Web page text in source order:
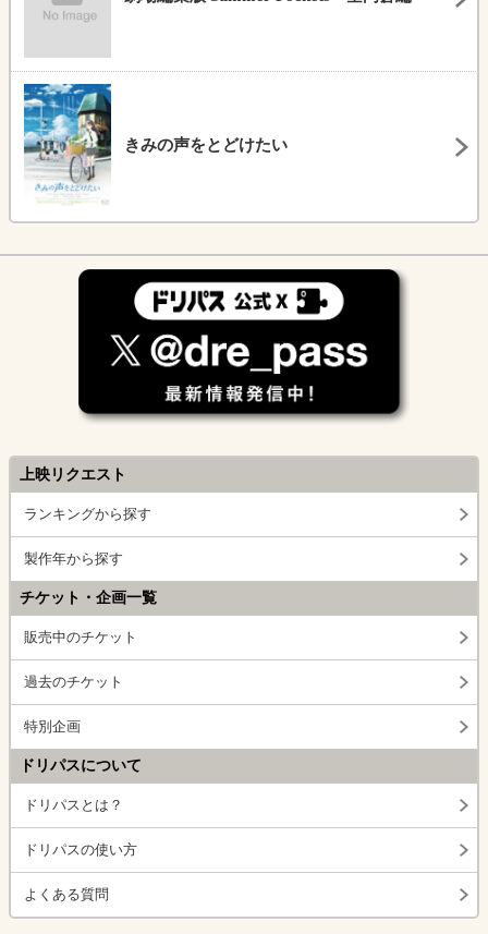
きみの声をとどけたい
上映リクエスト
ランキングから探す
製作年から探す
チケット・企画一覧
販売中のチケット
過去のチケット
特別企画
ドリパスについて
ドリパスとは？
ドリパスの使い方
よくある質問